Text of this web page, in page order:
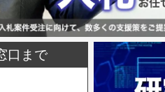
口まで